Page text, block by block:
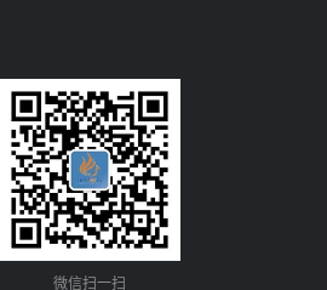
微信扫一扫